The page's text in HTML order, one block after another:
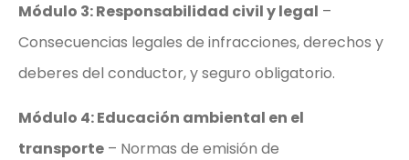
Módulo 3: Responsabilidad civil y legal –
Consecuencias legales de infracciones, derechos y
deberes del conductor, y seguro obligatorio.
Módulo 4: Educación ambiental en el
transporte – Normas de emisión de